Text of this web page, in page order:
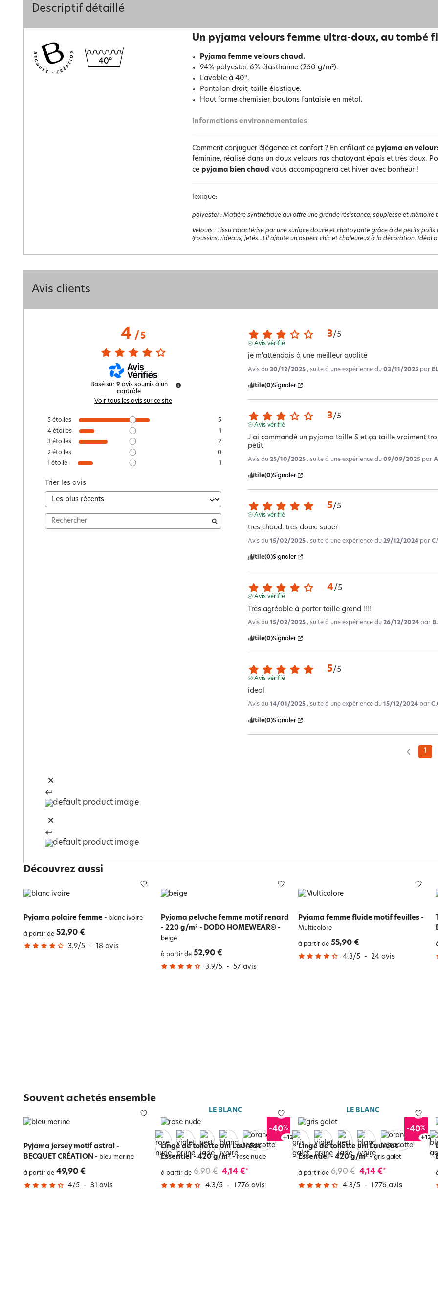
Descriptif détaillé
Un pyjama velours femme ultra-doux, au tombé
Pyjama femme velours chaud.
94% polyester, 6% élasthanne (260 g/m²).
Lavable à 40°.
Pantalon droit, taille élastique.
Haut forme chemisier, boutons fantaisie en métal.
Informations environnementales
Comment conjuguer élégance et confort ? En enfilant ce pyjama en
féminine, réalisé dans un doux velours ras chatoyant épais et très doux.
ce pyjama bien chaud vous accompagnera cet hiver avec bonheur !
lexique:
polyester: Matière synthétique qui offre une grande résistance, souplesse et
Velours : Tissu caractérisé par une surface douce et chatoyante grâce à de petits
(coussins, rideaux, jetés...) il ajoute un aspect chic et chaleureux à la décoration. Idéal
Avis clients
4/ 5
Basé sur 9 avis soumis à un
contrôle
Voir tous les avis sur ce site
5 étoiles
5
4 étoiles
1
3 étoiles
2
2 étoiles
0
1 étoile 1
Trier les avis
3/5
Avis vérifié
je m'attendais à une meilleur qualité
Avis du30/12/2025 , suite à une expérience du03/11/2025 par
Utile(0)Signaler
3/5
Avis vérifié
J'ai commandé un pyjama taille S et ça taille vraiment
petit
Avis du25/10/2025 , suite à une expérience du09/09/2025 par
Utile(0)Signaler
5/5
Avis vérifié
tres chaud, tres doux. super
Avis du15/02/2025 , suite à une expérience du29/12/2024 par
Utile(0)Signaler
4/5
Avis vérifié
Très agréable à porter taille grand !!!!!
Avis du15/02/2025 , suite à une expérience du26/12/2024 par
Utile(0)Signaler
5/5
Avis vérifié
ideal
Avis du14/01/2025 , suite à une expérience du15/12/2024 par
Utile(0)Signaler
1
Découvrez aussi
Pyjama polaire femme - blanc ivoire
à partir de 52,90 €
3.9/5 - 18 avis
Pyjama peluche femme motif renard
- 220 g/m² - DODO HOMEWEAR®-
beige
à partir de 52,90 €
3.9/5 - 57 avis
Pyjama femme fluide motif feuilles-
Multicolore
à partir de 55,90 €
4.3/5 - 24 avis
Souvent achetés ensemble
Pyjama jersey motif astral -
BECQUET CRÉATION - bleu marine
à partir de 49,90 €
4/5 - 31 avis
LE BLANC
-40%
+17
Linge de toilette uni Lauréat
Essentiel - 420 g/m²-rose nude
à partir de 6,90 € 4,14 €*
4.3/5 - 1 776 avis
LE BLANC
-40%
+17
Linge de toilette uni Lauréat
Essentiel - 420 g/m²-gris galet
à partir de 6,90 € 4,14 €*
4.3/5 - 1 776 avis